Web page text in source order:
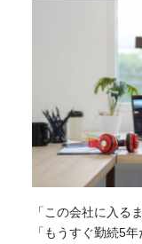
「この会社に入る
「もうすぐ勤続5